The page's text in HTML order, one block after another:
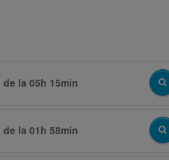
de la05h 15min
de la01h 58min